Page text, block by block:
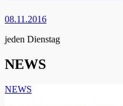
08.11.2016
jeden Dienstag
NEWS
NEWS